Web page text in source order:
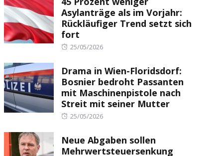
Asylanträge als im Vorjahr:
Rückläufiger Trend setzt sich
fort
Posted
25/05/2026
Drama in Wien-Floridsdorf:
Bosnier bedroht Passanten
mit Maschinenpistole nach
Streit mit seiner Mutter
Posted
25/05/2026
Neue Abgaben sollen
Mehrwertsteuersenkung